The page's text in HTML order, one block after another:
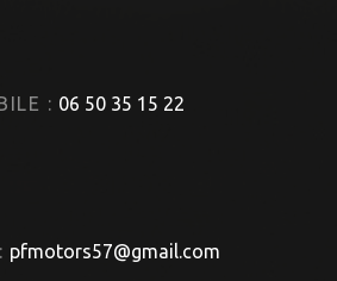
: 06 50 35 15 22
pfmotors57@gmail.com